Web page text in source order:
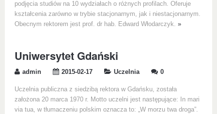
podjęcia studiów na 10 wydziałach o różnych profilach. Oferuje
kształcenia zarówno w trybie stacjonarnym, jak i niestacjonarnym.
Obecnym rektorem jest prof. dr hab. Edward Włodarczyk. »
Uniwersytet Gdański
admin 2015-02-17 Uczelnia 0
Uczelnia publiczna z siedzibą rektora w Gdańsku, została
założona 20 marca 1970 r. Motto uczelni jest następujące: In mari
via tua, w tłumaczeniu polskim oznacza to: „W morzu twa droga”.